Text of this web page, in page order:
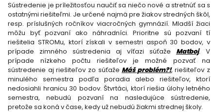
Sústredenie je príležitosťou naučiť sa niečo nové a stretnúť sa s
ostatnými riešiteľmi. Je určené najmä pre žiakov stredných škôl,
resp. príslušných ročníkov viacročných gymnázií. Mladší žiaci
môžu byť pozvaní ako náhradníci. Prioritne sú pozvaní tí
riešitelia STROMu, ktorí získali v semestri aspoň 30 bodov, v
prípade zimného sústredenia aj víťazi súťaže Matboj. V
prípade nízkeho počtu riešiteľov je možné pozvať na
sústredenie aj riešiteľov zo súťažeMáš problém?!, riešiteľov z
minulého semestra podľa poradia alebo riešiteľov, ktorí
nedosiahli hranicu 30 bodov. Štvrtáci, ktorí riešia úlohy letného
semestra, nebudú pozvaní na nasledujúce sústredenie,
pretože sa koná v čase, kedy už nebudú žiakmi strednej školy.